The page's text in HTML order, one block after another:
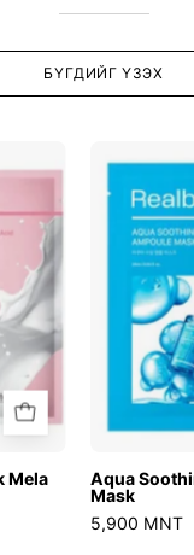
БҮГДИЙГ ҮЗЭХ
Mela
Aqua
Mask
5,900 MNT